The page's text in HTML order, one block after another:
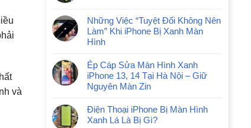
và
Những Việc “Tuyệt Đối Không Nên
Làm” Khi iPhone Bị Xanh Màn
Hình
Ép Cáp Sửa Màn Hình Xanh
iPhone 13, 14 Tại Hà Nội – Giữ
Nguyên Màn Zin
Điện Thoại iPhone Bị Màn Hình
Xanh Lá Là Bị Gì?